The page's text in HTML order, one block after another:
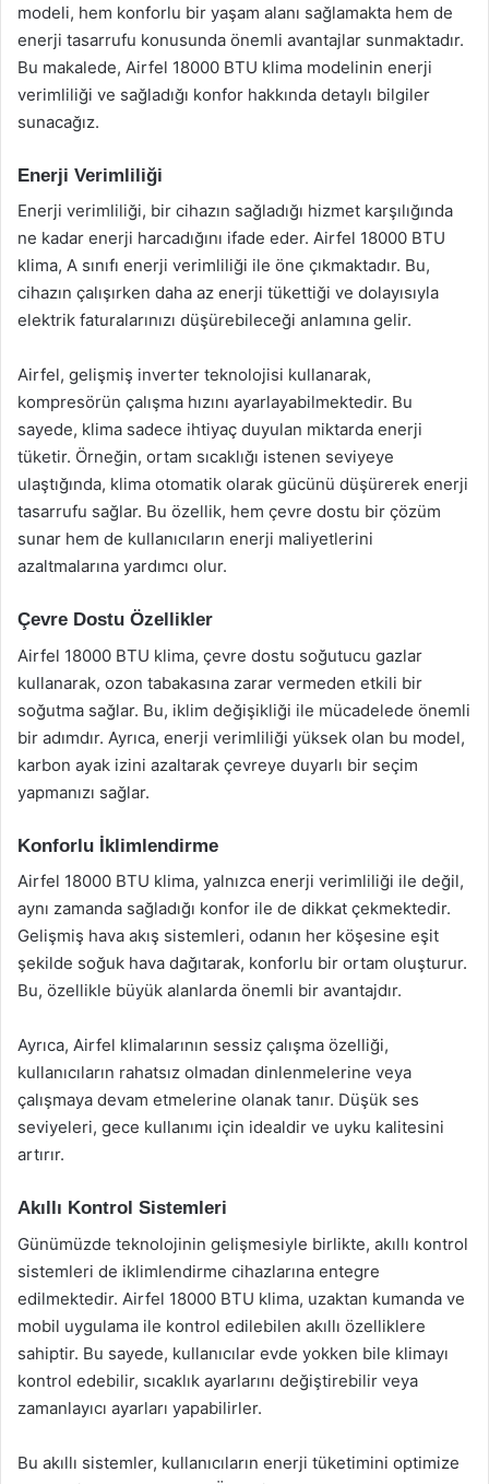
modeli, hem konforlu bir yaşam alanı sağlamakta hem de
enerji tasarrufu konusunda önemli avantajlar sunmaktadır.
Bu makalede, Airfel 18000 BTU klima modelinin enerji
verimliliği ve sağladığı konfor hakkında detaylı bilgiler
sunacağız.
Enerji Verimliliği
Enerji verimliliği, bir cihazın sağladığı hizmet karşılığında
ne kadar enerji harcadığını ifade eder. Airfel 18000 BTU
klima, A sınıfı enerji verimliliği ile öne çıkmaktadır. Bu,
cihazın çalışırken daha az enerji tükettiği ve dolayısıyla
elektrik faturalarınızı düşürebileceği anlamına gelir.
Airfel, gelişmiş inverter teknolojisi kullanarak,
kompresörün çalışma hızını ayarlayabilmektedir. Bu
sayede, klima sadece ihtiyaç duyulan miktarda enerji
tüketir. Örneğin, ortam sıcaklığı istenen seviyeye
ulaştığında, klima otomatik olarak gücünü düşürerek enerji
tasarrufu sağlar. Bu özellik, hem çevre dostu bir çözüm
sunar hem de kullanıcıların enerji maliyetlerini
azaltmalarına yardımcı olur.
Çevre Dostu Özellikler
Airfel 18000 BTU klima, çevre dostu soğutucu gazlar
kullanarak, ozon tabakasına zarar vermeden etkili bir
soğutma sağlar. Bu, iklim değişikliği ile mücadelede önemli
bir adımdır. Ayrıca, enerji verimliliği yüksek olan bu model,
karbon ayak izini azaltarak çevreye duyarlı bir seçim
yapmanızı sağlar.
Konforlu İklimlendirme
Airfel 18000 BTU klima, yalnızca enerji verimliliği ile değil,
aynı zamanda sağladığı konfor ile de dikkat çekmektedir.
Gelişmiş hava akış sistemleri, odanın her köşesine eşit
şekilde soğuk hava dağıtarak, konforlu bir ortam oluşturur.
Bu, özellikle büyük alanlarda önemli bir avantajdır.
Ayrıca, Airfel klimalarının sessiz çalışma özelliği,
kullanıcıların rahatsız olmadan dinlenmelerine veya
çalışmaya devam etmelerine olanak tanır. Düşük ses
seviyeleri, gece kullanımı için idealdir ve uyku kalitesini
artırır.
Akıllı Kontrol Sistemleri
Günümüzde teknolojinin gelişmesiyle birlikte, akıllı kontrol
sistemleri de iklimlendirme cihazlarına entegre
edilmektedir. Airfel 18000 BTU klima, uzaktan kumanda ve
mobil uygulama ile kontrol edilebilen akıllı özelliklere
sahiptir. Bu sayede, kullanıcılar evde yokken bile klimayı
kontrol edebilir, sıcaklık ayarlarını değiştirebilir veya
zamanlayıcı ayarları yapabilirler.
Bu akıllı sistemler, kullanıcıların enerji tüketimini optimize